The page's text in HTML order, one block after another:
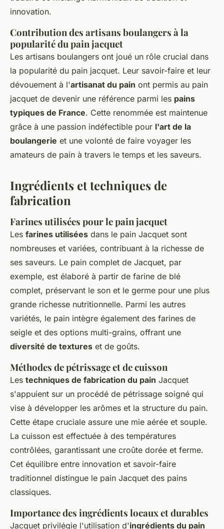
innovation.
Contribution des artisans boulangers à la
popularité du pain jacquet
Les artisans boulangers ont joué un rôle crucial dans
la popularité du pain jacquet. Leur savoir-faire et leur
dévouement à l'artisanat du pain ont permis au pain
jacquet de devenir une référence parmi les pains
typiques de France. Cette renommée est maintenue
grâce à une passion indéfectible pour l'art de la
boulangerie et une volonté de faire voyager les
amateurs de pain à travers le temps et les saveurs.
Ingrédients et techniques de
fabrication
Farines utilisées pour le pain jacquet
Les farines utilisées dans le pain Jacquet sont
nombreuses et variées, contribuant à la richesse de
ses saveurs. Le pain complet de Jacquet, par
exemple, est élaboré à partir de farine de blé
complet, préservant le son et le germe pour une plus
grande richesse nutritionnelle. Parmi les autres
variétés, le pain intègre également des farines de
seigle et des options multi-grains, offrant une
diversité de textures et de goûts.
Méthodes de pétrissage et de cuisson
Les techniques de fabrication du pain Jacquet
s'appuient sur un procédé de pétrissage soigné qui
vise à développer les arômes et la structure du pain.
Cette étape cruciale assure une mie aérée et souple.
La cuisson est effectuée à des températures
contrôlées, garantissant une croûte dorée et ferme.
Cet équilibre entre innovation et savoir-faire
traditionnel distingue le pain Jacquet des pains
classiques.
Importance des ingrédients locaux et durables
Jacquet privilégie l'utilisation d'ingrédients du pain